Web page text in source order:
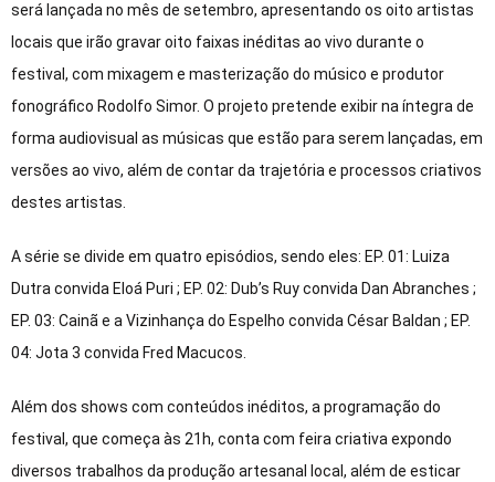
será lançada no mês de setembro, apresentando os oito artistas
locais que irão gravar oito faixas inéditas ao vivo durante o
festival, com mixagem e masterização do músico e produtor
fonográﬁco Rodolfo Simor. O projeto pretende exibir na íntegra de
forma audiovisual as músicas que estão para serem lançadas, em
versões ao vivo, além de contar da trajetória e processos criativos
destes artistas.
A série se divide em quatro episódios, sendo eles: EP. 01: Luiza
Dutra convida Eloá Puri ; EP. 02: Dub’s Ruy convida Dan Abranches ;
EP. 03: Cainã e a Vizinhança do Espelho convida César Baldan ; EP.
04: Jota 3 convida Fred Macucos.
Além dos shows com conteúdos inéditos, a programação do
festival, que começa às 21h, conta com feira criativa expondo
diversos trabalhos da produção artesanal local, além de esticar